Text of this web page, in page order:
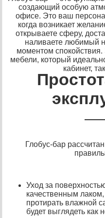
создающий особую
офисе. Это ваш
когда возникает
открываете сферу,
наливаете любимый
моментом
мебели, который
кабинет,
Глобус-бар рассчитан
Уход за
качественным
протирать влажной
будет выглядеть как